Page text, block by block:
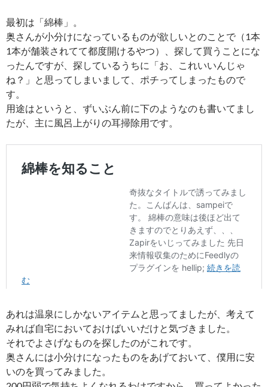
最初は「綿棒」。
奥さんが小分けになっているものが欲しいとのことで（1本
1本が舗装されてて都度開けるやつ）、探して買うことにな
ったんですが、探しているうちに「お、これいいんじゃ
ね？」と思ってしまいまして、ポチってしまったもので
す。
用途はというと、ずいぶん前に下のようなのも書いてまし
たが、主に風呂上がりの耳掃除用です。
あれは温泉にしかないアイテムと思ってましたが、考えて
みれば自宅においておけばいいだけと気づきました。
それでよさげなものを探したのがこれです。
奥さんには小分けになったものをあげておいて、僕用に安
いのを買ってみました。